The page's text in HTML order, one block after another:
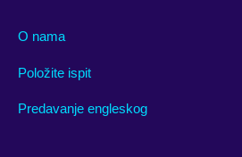
O nama
Položite ispit
Predavanje engleskog